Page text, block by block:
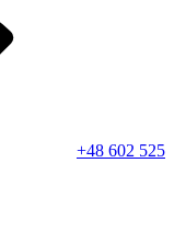
+48 602 525